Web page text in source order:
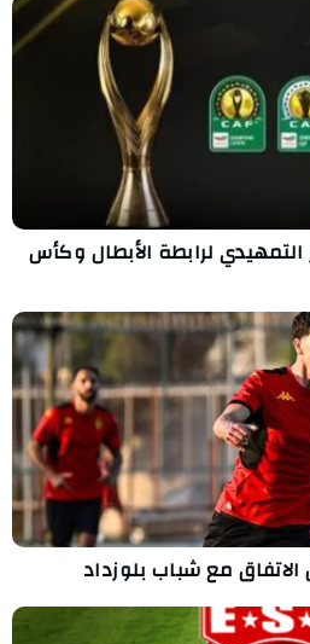
لرابطة الأبطال وكأس
مع شباب بلوزداد